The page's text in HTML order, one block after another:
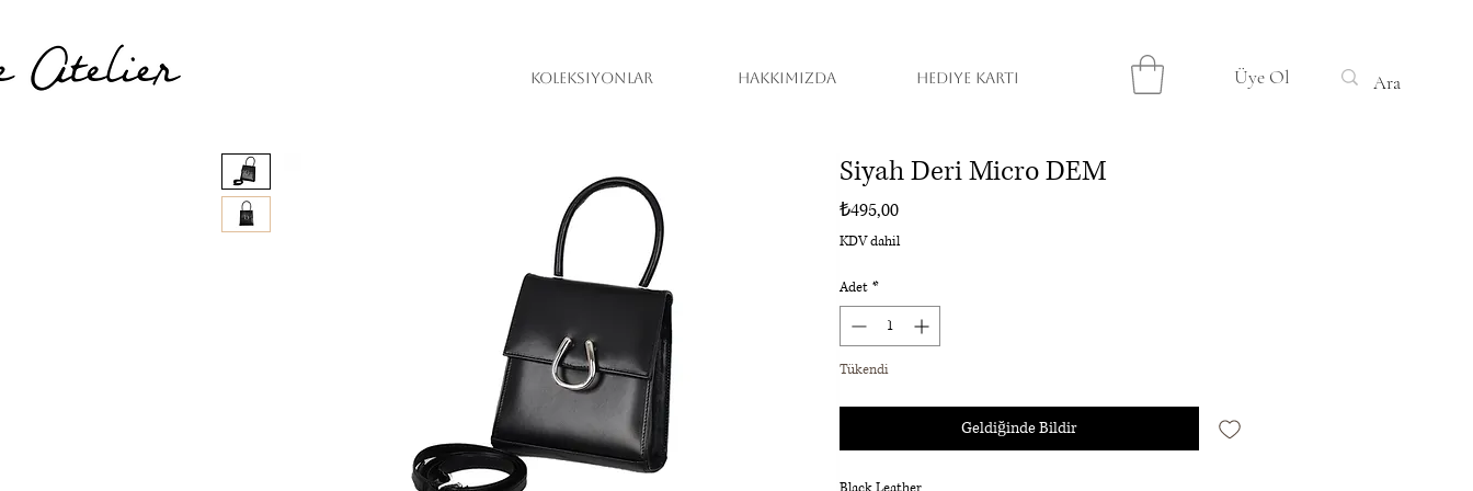
KOLEKSIYONLAR Hakkımızda HEDIYE KARTI Üye Ol
Siyah Deri Micro DEM
₺495,00Fiyat
KDV dahil
Adet *
Tükendi
Geldiğinde Bildir